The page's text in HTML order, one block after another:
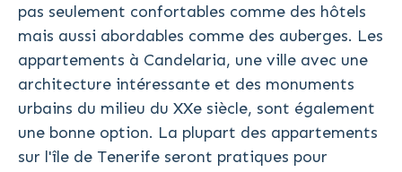
pas seulement confortables comme des hôtels
mais aussi abordables comme des auberges. Les
appartements à Candelaria, une ville avec une
architecture intéressante et des monuments
urbains du milieu du XXe siècle, sont également
une bonne option. La plupart des appartements
sur l'île de Tenerife seront pratiques pour